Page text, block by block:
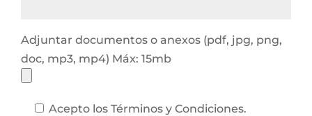
Adjuntar documentos o anexos (pdf, jpg, png,
doc, mp3, mp4) Máx: 15mb
Acepto los Términos y Condiciones.